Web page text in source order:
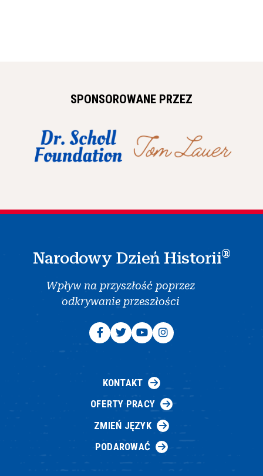
SPONSOROWANE PRZEZ
Narodowy Dzień Historii®
Wpływ na przyszłość poprzez
odkrywanie przeszłości
KONTAKT
OFERTY PRACY
ZMIEŃ JĘZYK
PODAROWAĆ